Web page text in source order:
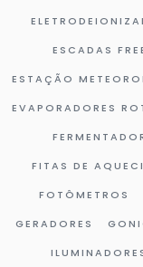
ESCADAS
ESTAÇÃO
EVAPORADORES
FITAS DE
FOTÔMETROS
GERADORES